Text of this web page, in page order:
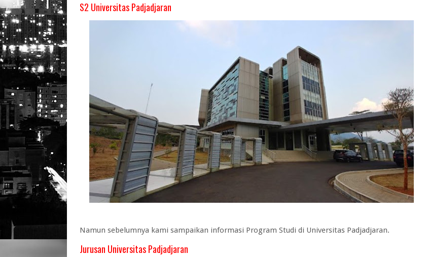
S2 Universitas Padjadjaran
Namun sebelumnya kami sampaikan informasi Program Studi di Universitas Padjadjaran.
Jurusan Universitas Padjadjaran